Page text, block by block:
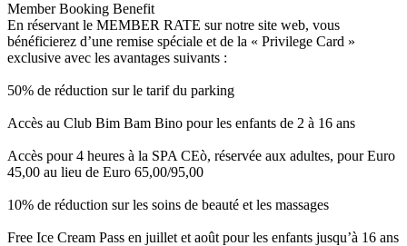
Member Booking Benefit
En réservant le MEMBER RATE sur notre site web, vous
bénéficierez d’une remise spéciale et de la « Privilege Card »
exclusive avec les avantages suivants :
50% de réduction sur le tarif du parking
Accès au Club Bim Bam Bino pour les enfants de 2 à 16 ans
Accès pour 4 heures à la SPA CEò, réservée aux adultes, pour Euro
45,00 au lieu de Euro 65,00/95,00
10% de réduction sur les soins de beauté et les massages
Free Ice Cream Pass en juillet et août pour les enfants jusqu’à 16 ans